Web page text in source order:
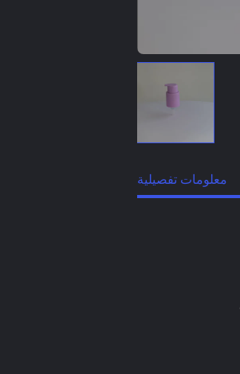
معلومات تفصيلية